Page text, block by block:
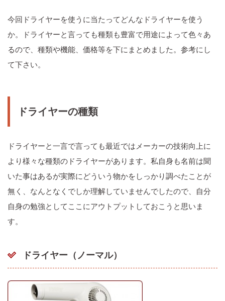
今回ドライヤーを使うに当たってどんなドライヤーを使う
か。ドライヤーと言っても種類も豊富で用途によって色々あ
るので、種類や機能、価格等を下にまとめました。参考にし
て下さい。
ドライヤーの種類
ドライヤーと一言で言っても最近ではメーカーの技術向上に
より様々な種類のドライヤーがあります。私自身も名前は聞
いた事はあるが実際にどういう物かをしっかり調べたことが
無く、なんとなくでしか理解していませんでしたので、自分
自身の勉強としてここにアウトプットしておこうと思いま
す。
ドライヤー（ノーマル）